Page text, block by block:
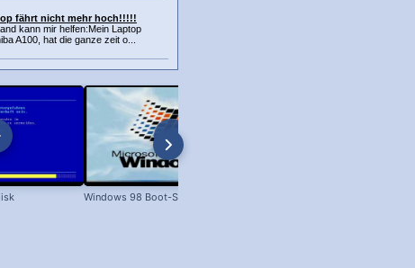
fährt nicht mehr hoch!!!!!
kann mir helfen:Mein Laptop
A100, hat die ganze zeit o...
Windows 98 Boot-Screen